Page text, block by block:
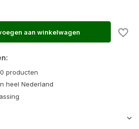
aan winkelwagen
producten
heel Nederland